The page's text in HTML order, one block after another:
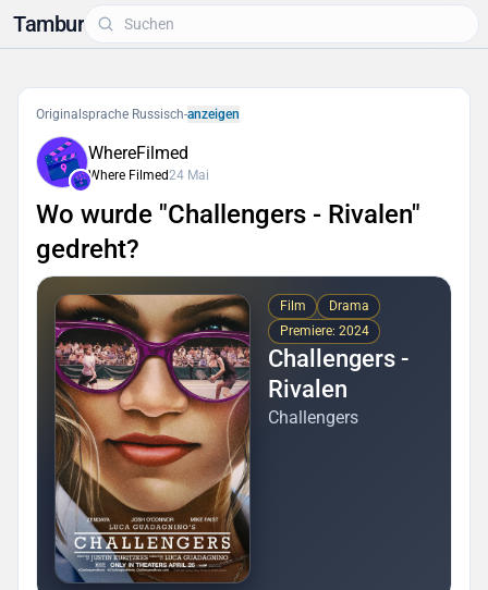
Tambur
Originalsprache Russisch-anzeigen
WhereFilmed
Where Filmed24 Mai
Wo wurde "Challengers - Rivalen"
gedreht?
Film
Drama
Premiere: 2024
Challengers -
Rivalen
Challengers